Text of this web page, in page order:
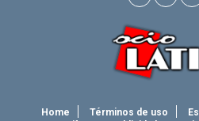
Home Términos de uso